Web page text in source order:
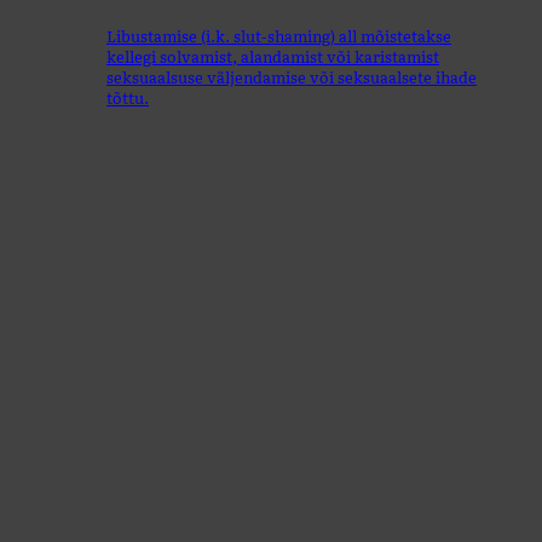
Libustamise (i.k. slut-shaming) all mõistetakse
kellegi solvamist, alandamist või karistamist
seksuaalsuse väljendamise või seksuaalsete ihade
tõttu.